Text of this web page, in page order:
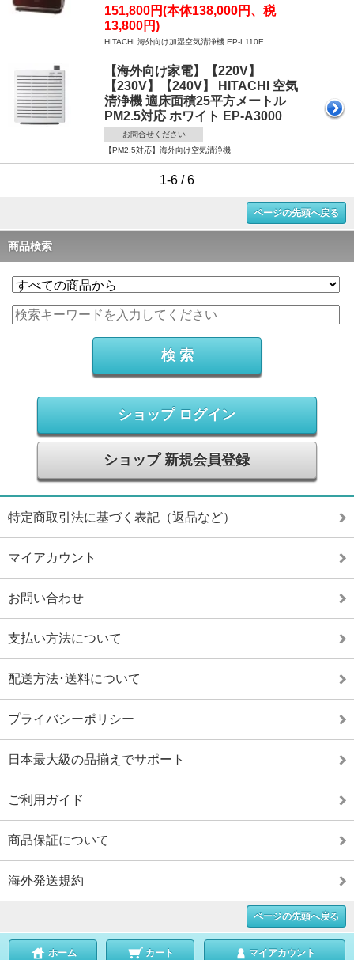
151,800円(本体138,000円、税
13,800円)
HITACHI 海外向け加湿空気清浄機 EP-L110E
【海外向け家電】【220V】
【230V】【240V】 HITACHI 空気
清浄機 適床面積25平方メートル
PM2.5対応 ホワイト EP-A3000
お問合せください
【PM2.5対応】海外向け空気清浄機
1-6 / 6
ページの先頭へ戻る
商品検索
ショップ ログイン
ショップ 新規会員登録
特定商取引法に基づく表記（返品など）
マイアカウント
お問い合わせ
支払い方法について
配送方法･送料について
プライバシーポリシー
日本最大級の品揃えでサポート
ご利用ガイド
商品保証について
海外発送規約
ページの先頭へ戻る
ホーム カート マイアカウント